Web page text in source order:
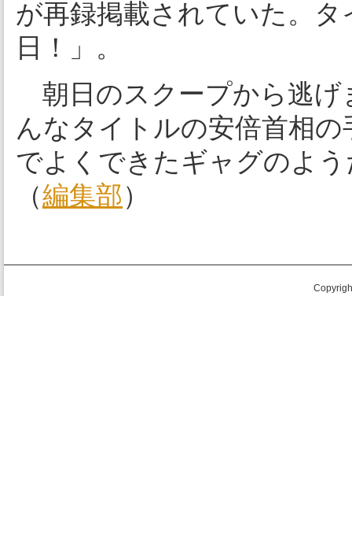
が再録掲載されていた。
日！」。
朝日のスクープから逃げ
んなタイトルの安倍首相
でよくできたギャグのよう
（編集部）